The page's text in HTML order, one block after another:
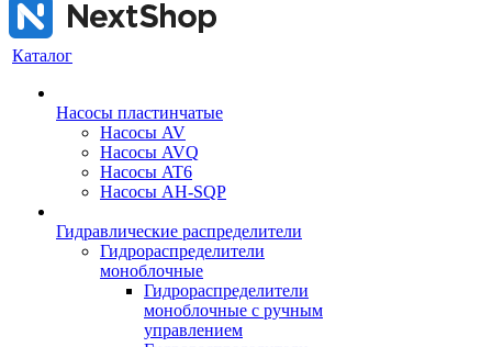
Каталог
Насосы пластинчатые
Насосы AV
Насосы AVQ
Насосы AT6
Насосы AH-SQP
Гидравлические распределители
Гидрораспределители
моноблочные
Гидрораспределители
моноблочные с ручным
управлением